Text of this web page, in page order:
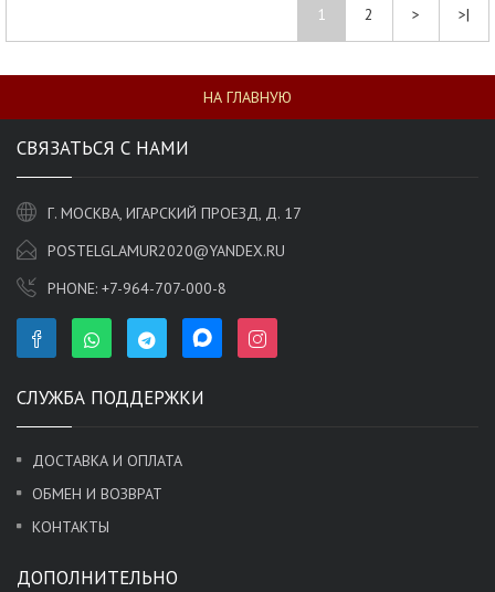
1 2 > >|
НА ГЛАВНУЮ
СВЯЗАТЬСЯ С НАМИ
Г. МОСКВА, ИГАРСКИЙ ПРОЕЗД, Д. 17
POSTELGLAMUR2020@YANDEX.RU
PHONE: +7-964-707-000-8
СЛУЖБА ПОДДЕРЖКИ
ДОСТАВКА И ОПЛАТА
ОБМЕН И ВОЗВРАТ
КОНТАКТЫ
ДОПОЛНИТЕЛЬНО